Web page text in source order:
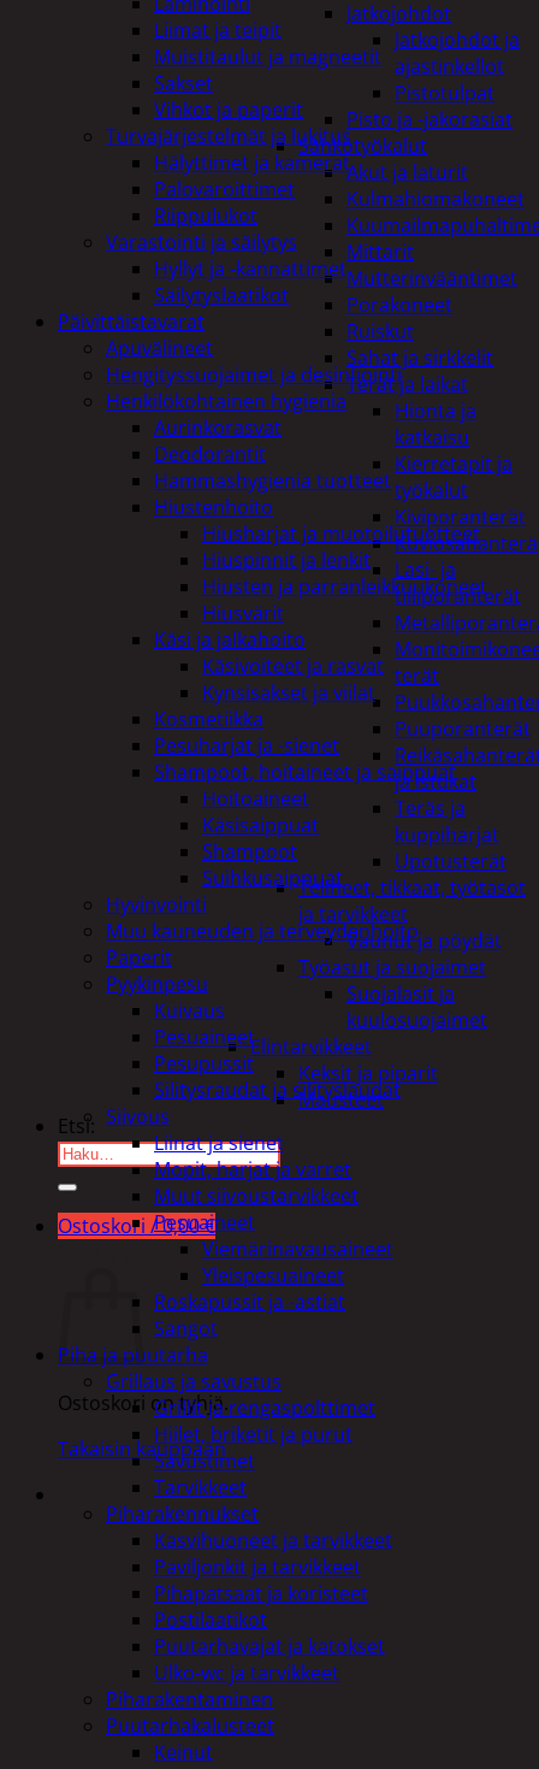
Jatkojohdot
Jatkojohdot ja
ajastinkellot
Pistotulpat
Pisto ja -jakorasiat
Sähkötyökalut
Akut ja laturit
Kulmahiomakoneet
Mittarit
Mutterinvääntimet
Porakoneet
Ruiskut
Sahat ja sirkkelit
Terät ja laikat
Hionta ja
katkaisu
Kierretapit ja
työkalut
Kiviporanterät
Kuviosahanterä
Lasi- ja
tiiliporanterät
terät
Puuporanterät
ja istukat
Teräs ja
kuppiharjat
Upotusterät
Telineet, tikkaat, työtasot
ja tarvikkeet
Vaunut ja pöydät
Työasut ja suojaimet
Suojalasit ja
kuulosuojaimet
Elintarvikkeet
Keksit ja piparit
Mausteet
Etsi:
Ostoskori /0,00€
Ostoskori on tyhjä.
Takaisin kauppaan
Liimat ja teipit
Muistitaulut ja magneetit
Sakset
Vihkot ja paperit
Turvajärjestelmät ja lukitus
Hälyttimet ja kamerat
Palovaroittimet
Riippulukot
Varastointi ja säilytys
Hyllyt ja -kannattimet
Säilytyslaatikot
Päivittäistavarat
Apuvälineet
Hengityssuojaimet ja desinfiointi
Henkilökohtainen hygienia
Aurinkorasvat
Deodorantit
Hammashygienia tuotteet
Hiustenhoito
Hiusharjat ja muotoilutuotteet
Hiuspinnit ja lenkit
Hiusten ja parranleikkuukoneet
Hiusvärit
Käsi ja jalkahoito
Käsivoiteet ja rasvat
Kynsisakset ja viilat
Kosmetiikka
Pesuharjat ja -sienet
Shampoot, hoitaineet ja saippuat
Hoitoaineet
Käsisaippuat
Shampoot
Suihkusaippuat
Hyvinvointi
Muu kauneuden ja terveydenhoito
Paperit
Pyykinpesu
Kuivaus
Pesuaineet
Pesupussit
Silitysraudat ja silityslaudat
Siivous
Liinat ja sienet
Mopit, harjat ja varret
Muut siivoustarvikkeet
Pesuaineet
Viemärinavausaineet
Yleispesuaineet
Roskapussit ja -astiat
Sangot
Piha ja puutarha
Grillaus ja savustus
Grillit ja rengaspolttimet
Hiilet, briketit ja purut
Savustimet
Tarvikkeet
Piharakennukset
Kasvihuoneet ja tarvikkeet
Paviljonkit ja tarvikkeet
Pihapatsaat ja koristeet
Postilaatikot
Puutarhavajat ja katokset
Ulko-wc ja tarvikkeet
Piharakentaminen
Puutarhakalusteet
Keinut